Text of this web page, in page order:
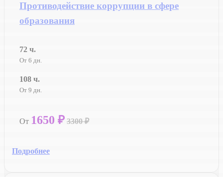
Противодействие коррупции в сфере
образования
72 ч.
От 6 дн.
108 ч.
От 9 дн.
От 1650 ₽ 3300 ₽
Подробнее